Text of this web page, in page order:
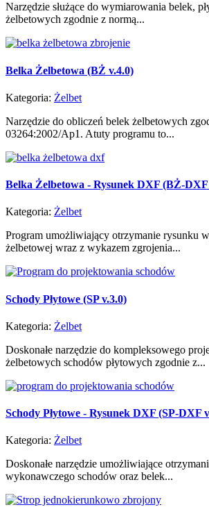
Narzędzie służące do wymiarowania belek,
żelbetowych zgodnie z normą...
Belka Żelbetowa (BŻ v.4.0)
Kategoria: Żelbet
Narzędzie do obliczeń belek żelbetowych
03264:2002/Ap1. Atuty programu to...
Belka Żelbetowa - Rysunek DXF (BŻ-DXF
Kategoria: Żelbet
Program umożliwiający otrzymanie rysunku
żelbetowej wraz z wykazem zgrojenia...
Schody Płytowe (SP v.3.0)
Kategoria: Żelbet
Doskonałe narzędzie do kompleksowego
żelbetowych schodów płytowych zgodnie z...
Schody Płytowe - Rysunek DXF (SP-DXF
Kategoria: Żelbet
Doskonałe narzędzie umożliwiające
wykonawczego schodów oraz belek...